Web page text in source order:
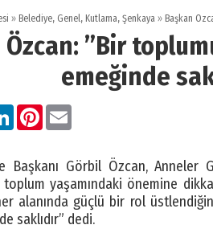
» Belediye, Genel, Kutlama, Şenkaya »Başkan
Özcan: ”Bir
emeğinde
LinkedInPinterest
Başkanı Görbil Özcan, Anneler
yaşamındaki önemine
alanında güçlü bir rol
saklıdır” dedi.